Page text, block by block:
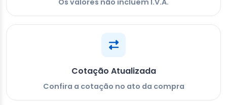
Os valores não incluem I.V.A.
Cotação Atualizada
Confira a cotação no ato da compra